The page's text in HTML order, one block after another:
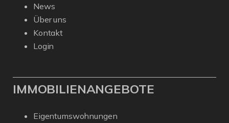
News
Über uns
Kontakt
Login
IMMOBILIENANGEBOTE
Eigentumswohnungen